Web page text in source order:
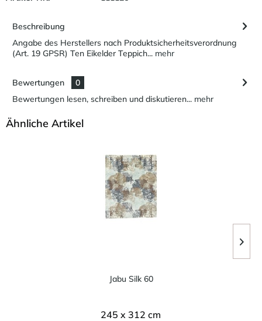
Beschreibung
Angabe des Herstellers nach Produktsicherheitsverordnung
(Art. 19 GPSR) Ten Eikelder Teppich... mehr
Bewertungen
0
Bewertungen lesen, schreiben und diskutieren... mehr
Ähnliche Artikel
Jabu Silk 60
245 x 312 cm